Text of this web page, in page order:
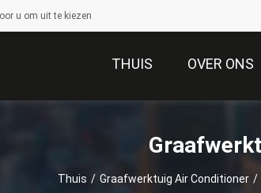
u om uit te kiezen
THUIS OVER ONS
Thuis / Graafwerktuig Air Conditioner /